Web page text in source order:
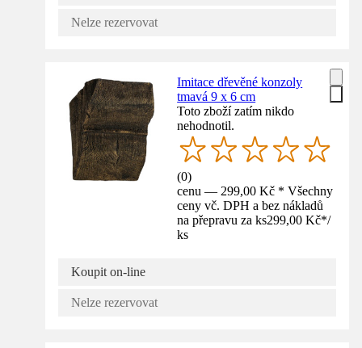
Nelze rezervovat
Imitace dřevěné konzoly
tmavá 9 x 6 cm
Toto zboží zatím nikdo
nehodnotil.
(0)
cenu — 299,00 Kč * Všechny
ceny vč. DPH a bez nákladů
na přepravu za ks299,00 Kč*/
ks
Koupit on-line
Nelze rezervovat